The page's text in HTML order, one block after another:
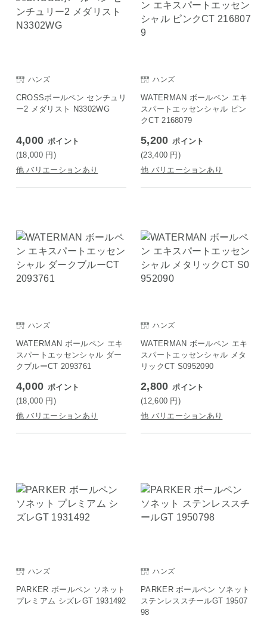
ハンズ
CROSSボールペン センチュリ
ー2 メダリスト N3302WG
4,000 ポイント
(18,000 円 )
他 バリエーションあり
ハンズ
WATERMAN ボールペン エキ
スパートエッセンシャル ピン
クCT 2168079
5,200 ポイント
(23,400 円 )
他 バリエーションあり
ハンズ
WATERMAN ボールペン エキ
スパートエッセンシャル ダー
クブルーCT 2093761
4,000 ポイント
(18,000 円 )
他 バリエーションあり
ハンズ
WATERMAN ボールペン エキ
スパートエッセンシャル メタ
リックCT S0952090
2,800 ポイント
(12,600 円 )
他 バリエーションあり
ハンズ
PARKER ボールペン ソネット
プレミアム シズレGT 1931492
ハンズ
PARKER ボールペン ソネット
ステンレススチールGT 19507
98